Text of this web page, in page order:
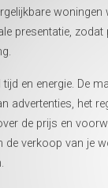
woningen
presentatie, zodat
en energie. De
advertenties, het
de prijs en
de verkoop van je